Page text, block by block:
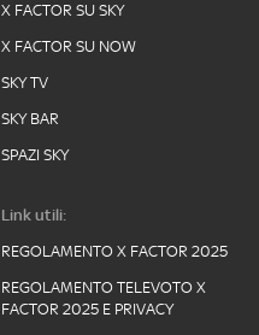
X FACTOR SU SKY
X FACTOR SU NOW
SKY TV
SKY BAR
SPAZI SKY
Link utili:
REGOLAMENTO X FACTOR 2025
REGOLAMENTO TELEVOTO X
FACTOR 2025 E PRIVACY